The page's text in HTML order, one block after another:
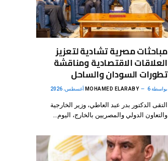
مباحثات مصرية تشادية لتعزيز
العلاقات الاقتصادية ومناقشة
تطورات السودان والساحل
بواسطة MOHAMED ELARABY 6 أغسطس، 2026
التقى الدكتور بدر عبد العاطي، وزير الخارجية
والتعاون الدولي والمصريين بالخارج، اليوم…